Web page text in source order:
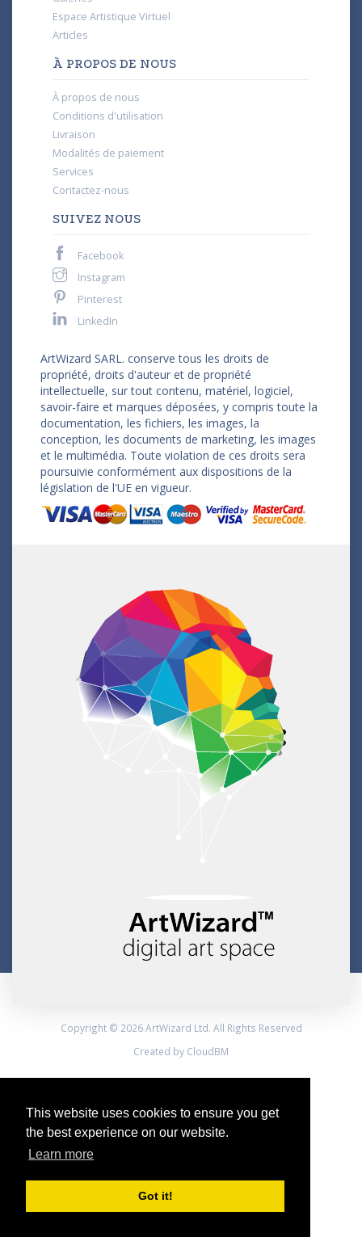
This website uses cookies to ensure you get
the best experience on our website.
Learn more
Got it!
Espace Artistique Virtuel
Articles
À PROPOS DE NOUS
À propos de nous
Conditions d'utilisation
Livraison
Modalités de paiement
Services
Contactez-nous
SUIVEZ NOUS
Facebook
Instagram
Pinterest
LinkedIn
ArtWizard SARL. conserve tous les droits de
propriété, droits d'auteur et de propriété
intellectuelle, sur tout contenu, matériel, logiciel,
savoir-faire et marques déposées, y compris toute la
documentation, les fichiers, les images, la
conception, les documents de marketing, les images
et le multimédia. Toute violation de ces droits sera
poursuivie conformément aux dispositions de la
législation de l'UE en vigueur.
Copyright © 2026 ArtWizard Ltd. All Rights Reserved
Created by CloudBM